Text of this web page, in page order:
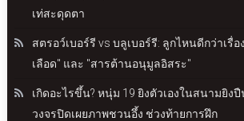
เท่สะดุดตา
สตรอว์เบอร์รี vs บลูเบอร์รี: ลูกไหนดีกว่าเรื่
เลือด" และ "สารต้านอนุมูลอิสระ"
เกิดอะไรขึ้น? หนุ่ม 19 ยิงตัวเองในสนามยิง
วงจรปิดเผยภาพชวนอึ้ง ช่วงท้ายการฝึก